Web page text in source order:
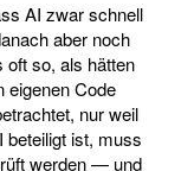
AI zwar schnell
aber noch
so, als hätten
eigenen Code
nur weil
beteiligt ist, muss
werden — und